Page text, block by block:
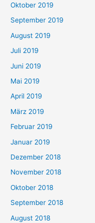
Oktober 2019
September 2019
August 2019
Juli 2019
Juni 2019
Mai 2019
April 2019
März 2019
Februar 2019
Januar 2019
Dezember 2018
November 2018
Oktober 2018
September 2018
August 2018